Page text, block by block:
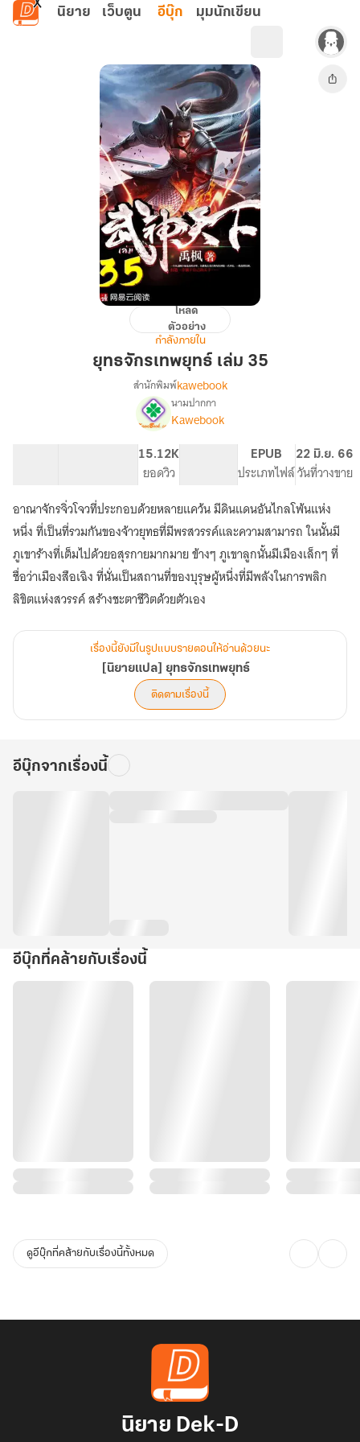
ข้ามไปยังเนื้อหาหลัก
นิยาย เว็บตูน อีบุ๊ก มุมนักเขียน
เทพ
ยุทธ์
โหลด
ตัวอย่าง
กำลังภายใน
ยุทธจักรเทพยุทธ์ เล่ม 35
เรื่อง [นิยาย
แปล]
ยุทธ
ยุทธ์
สำนักพิมพ์kawebook
นามปากกา
Kawebook
15.12K
ยอดวิว
EPUB
ประเภทไฟล์
22 มิ.ย. 66
วันที่วางขาย
อาณาจักรจิ่วโจวที่ประกอบด้วยหลายแคว้น มีดินแดนอันไกลโพ้นแห่ง
หนึ่ง ที่เป็นที่รวมกันของจ้าวยุทธที่มีพรสวรรค์และความสามารถ ในนั้นมี
ภูเขาร้างที่เต็มไปด้วยอสุรกายมากมาย ข้างๆ ภูเขาลูกนั้นมีเมืองเล็กๆ ที่
ชื่อว่าเมืองสือเฉิง ที่นั่นเป็นสถานที่ของบุรุษผู้หนึ่งที่มีพลังในการพลิก
ลิขิตแห่งสวรรค์ สร้างชะตาชีวิตด้วยตัวเอง
เรื่องนี้ยังมีในรูปแบบรายตอนให้อ่านด้วยนะ
[นิยายแปล] ยุทธจักรเทพยุทธ์
ติดตามเรื่องนี้
อีบุ๊กจากเรื่องนี้
อีบุ๊กที่คล้ายกับเรื่องนี้
ดูอีบุ๊กที่คล้ายกับเรื่องนี้ทั้งหมด
นิยาย Dek-D